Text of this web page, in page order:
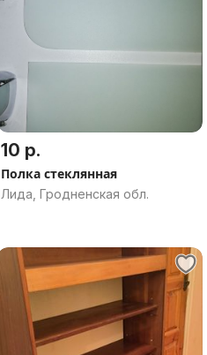
10 р.
Полка стеклянная
Лида, Гродненская обл.